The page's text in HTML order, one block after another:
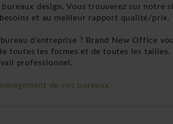
design. Vous trouverez sur notre
et au meilleur rapport qualité/prix.
d’entreprise ? Brand New Office
toutes les formes et de toutes les
professionnel.
de vos bureaux.